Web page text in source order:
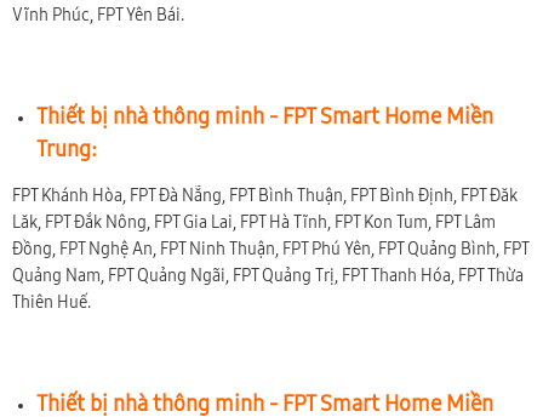
Vĩnh Phúc, FPT Yên Bái.
Thiết bị nhà thông minh - FPT Smart Home Miền
Trung:
FPT Khánh Hòa, FPT Đà Nẵng, FPT Bình Thuận, FPT Bình Định, FPT Đăk
Lăk, FPT Đắk Nông, FPT Gia Lai, FPT Hà Tĩnh, FPT Kon Tum, FPT Lâm
Đồng, FPT Nghệ An, FPT Ninh Thuận, FPT Phú Yên, FPT Quảng Bình, FPT
Quảng Nam, FPT Quảng Ngãi, FPT Quảng Trị, FPT Thanh Hóa, FPT Thừa
Thiên Huế.
Thiết bị nhà thông minh - FPT Smart Home Miền